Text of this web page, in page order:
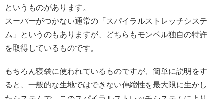
というものがあります。
スーパーがつかない通常の「スパイラルストレッチシステ
ム」というのもありますが、どちらもモンベル独自の特許
を取得しているものです。
もちろん寝袋に使われているものですが、簡単に説明をす
ると、一般的な生地ではできない伸縮性を最大限に生かし